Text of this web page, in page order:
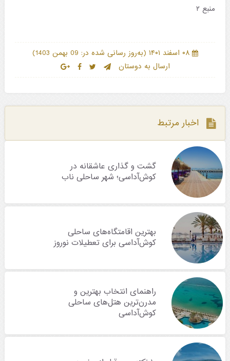
منبع ۲
۰۸ اسفند ۱۴۰۱ (به‌روز رسانی شده در: 09 بهمن 1403
)
ارسال به دوستان
اخبار مرتبط
گشت و گذاری عاشقانه در
کوش‌آداسی؛ شهر ساحلی ناب
بهترین اقامتگاه‌های ساحلی
کوش‌آداسی برای تعطیلات نوروز
راهنمای انتخاب بهترین و
مدرن‌ترین هتل‌های ساحلی
کوش‌آداسی